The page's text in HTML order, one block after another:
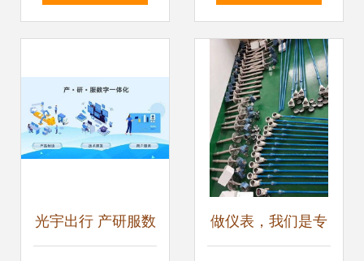
进入“价值战”新拐
点
光宇出行 产研服数 做仪表，我们是专